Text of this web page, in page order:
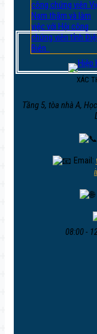
XÁC
Tầng 5, tòa nhà A,
Email:
08:00 -